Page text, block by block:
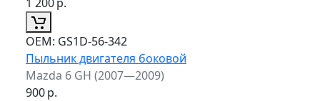
ОЕМ: GS1D-56-342
Пыльник двигателя боковой
Mazda 6 GH (2007—2009)
900р.